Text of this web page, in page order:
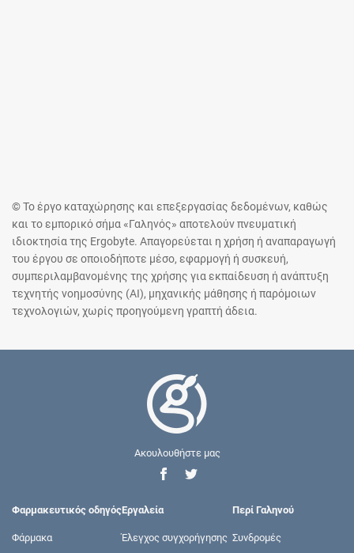
© Το έργο καταχώρησης και επεξεργασίας δεδομένων, καθώς
και το εμπορικό σήμα «Γαληνός» αποτελούν πνευματική
ιδιοκτησία της Ergobyte. Απαγορεύεται η χρήση ή αναπαραγωγή
του έργου σε οποιοδήποτε μέσο, εφαρμογή ή συσκευή,
συμπεριλαμβανομένης της χρήσης για εκπαίδευση ή ανάπτυξη
τεχνητής νοημοσύνης (AI), μηχανικής μάθησης ή παρόμοιων
τεχνολογιών, χωρίς προηγούμενη γραπτή άδεια.
Ακουλουθήστε μας
Φαρμακευτικός οδηγός
Φάρμακα
Εργαλεία
Έλεγχος συγχορήγησης
Περί Γαληνού
Συνδρομές